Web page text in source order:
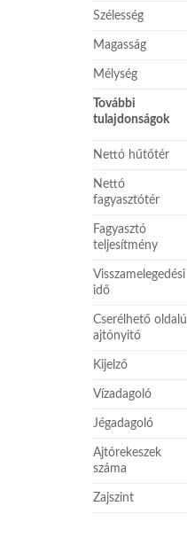
Szélesség
Magasság
Mélység
További
tulajdonságok
Nettó hűtőtér
Nettó
fagyasztótér
Fagyasztó
teljesítmény
Visszamelegedési
idő
Cserélhető oldalú
ajtónyitó
Kijelző
Vízadagoló
Jégadagoló
Ajtórekeszek
száma
Zajszint